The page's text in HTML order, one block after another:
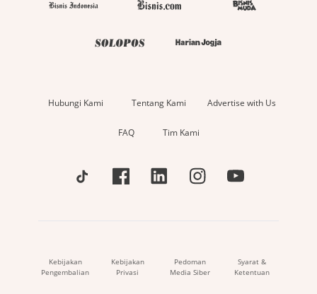
Hubungi Kami Tentang Kami Advertise with Us
FAQ Tim Kami
Kebijakan
Pengembalian
Kebijakan
Privasi
Pedoman
Media Siber
Syarat &
Ketentuan